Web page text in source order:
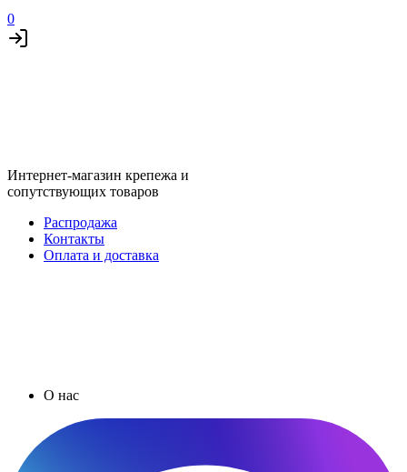
0
Интернет-магазин крепежа и
сопутствующих товаров
Распродажа
Контакты
Оплата и доставка
О нас